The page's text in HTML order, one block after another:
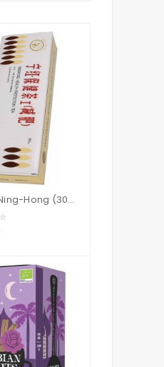
Herbata Ning-Hong (30x3g) - MERIDIAN 90 g